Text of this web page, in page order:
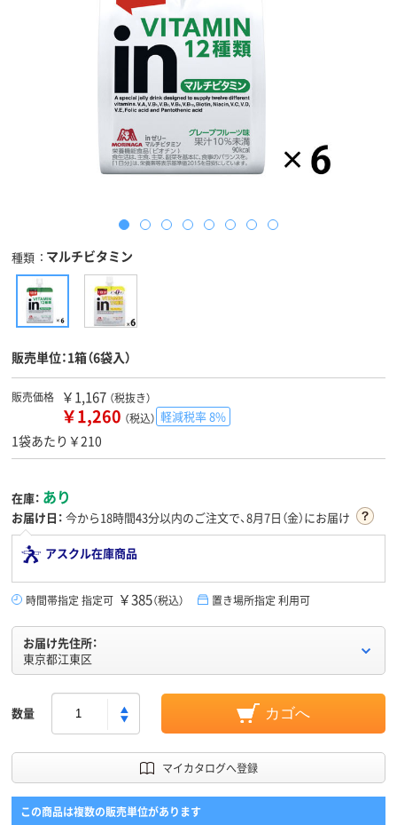
種類 マルチビタミン
販売単位：1箱（6袋入）
販売価格 ￥1,167 （税抜き）
￥1,260 （税込） 軽減税率 8%
1袋あたり￥210
在庫： あり
お届け日： 今から18時間43分以内のご注文で、8月7日（金）にお届け
アスクル在庫商品
時間帯指定 指定可 ￥385（税込） 置き場所指定 利用可
お届け先住所：
東京都江東区
数量 カゴへ
マイカタログへ登録
この商品は複数の販売単位があります